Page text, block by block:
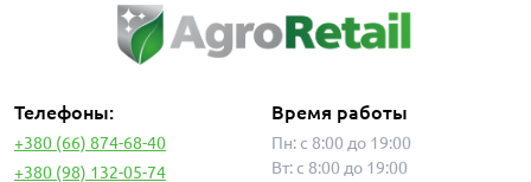
Телефоны:
+380 (66) 874-68-40
+380 (98) 132-05-74
Время работы
Пн: с 8:00 до 19:00
Вт: с 8:00 до 19:00